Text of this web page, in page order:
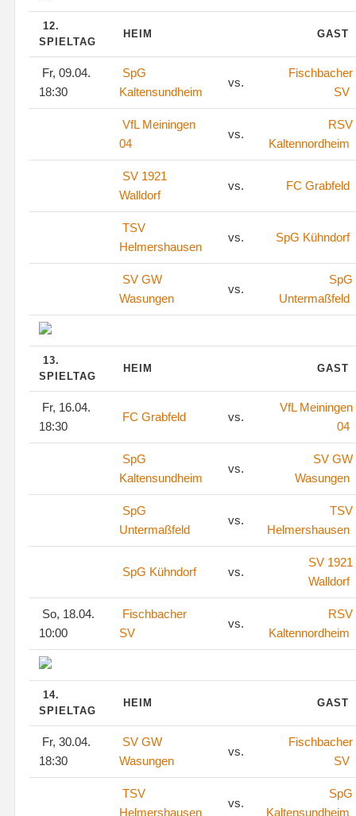
12.
SPIELTAG
HEIM GAST
Fr, 09.04.
18:30
SpG
Kaltensundheim
vs.
Fischbacher
SV
VfL Meiningen
04
vs.
RSV
Kaltennordheim
SV 1921
Walldorf
vs. FC Grabfeld
TSV
Helmershausen
vs. SpG Kühndorf
SV GW
Wasungen
vs.
SpG
Untermaßfeld
13.
SPIELTAG
HEIM GAST
Fr, 16.04.
18:30
FC Grabfeld vs.
VfL Meiningen
04
SpG
Kaltensundheim
vs.
SV GW
Wasungen
SpG
Untermaßfeld
vs.
TSV
Helmershausen
SpG Kühndorf vs.
SV 1921
Walldorf
So, 18.04.
10:00
Fischbacher
SV
vs.
RSV
Kaltennordheim
14.
SPIELTAG
HEIM GAST
Fr, 30.04.
18:30
SV GW
Wasungen
vs.
Fischbacher
SV
TSV
Helmershausen
vs.
SpG
Kaltensundheim